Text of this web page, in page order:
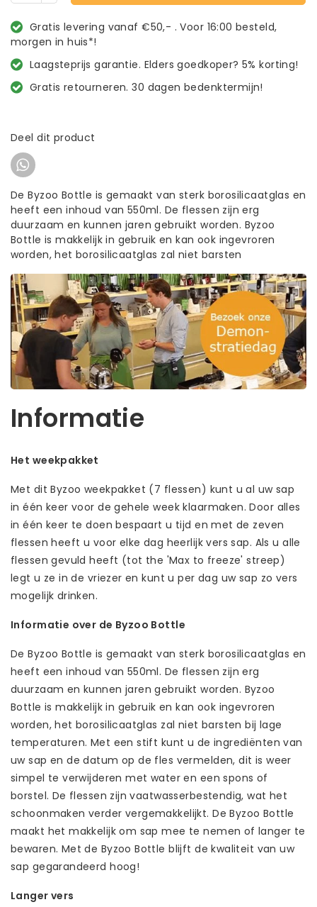
Gratis levering vanaf €50,- . Voor 16:00 besteld,
morgen in huis*!
Laagsteprijs garantie. Elders goedkoper? 5% korting!
Gratis retourneren. 30 dagen bedenktermijn!
Deel dit product
De Byzoo Bottle is gemaakt van sterk borosilicaatglas en
heeft een inhoud van 550ml. De flessen zijn erg
duurzaam en kunnen jaren gebruikt worden. Byzoo
Bottle is makkelijk in gebruik en kan ook ingevroren
worden, het borosilicaatglas zal niet barsten
Informatie
Het weekpakket
Met dit Byzoo weekpakket (7 flessen) kunt u al uw sap
in één keer voor de gehele week klaarmaken. Door alles
in één keer te doen bespaart u tijd en met de zeven
flessen heeft u voor elke dag heerlijk vers sap. Als u alle
flessen gevuld heeft (tot the 'Max to freeze' streep)
legt u ze in de vriezer en kunt u per dag uw sap zo vers
mogelijk drinken.
Informatie over de Byzoo Bottle
De Byzoo Bottle is gemaakt van sterk borosilicaatglas en
heeft een inhoud van 550ml. De flessen zijn erg
duurzaam en kunnen jaren gebruikt worden. Byzoo
Bottle is makkelijk in gebruik en kan ook ingevroren
worden, het borosilicaatglas zal niet barsten bij lage
temperaturen. Met een stift kunt u de ingrediënten van
uw sap en de datum op de fles vermelden, dit is weer
simpel te verwijderen met water en een spons of
borstel. De flessen zijn vaatwasserbestendig, wat het
schoonmaken verder vergemakkelijkt. De Byzoo Bottle
maakt het makkelijk om sap mee te nemen of langer te
bewaren. Met de Byzoo Bottle blijft de kwaliteit van uw
sap gegarandeerd hoog!
Langer vers